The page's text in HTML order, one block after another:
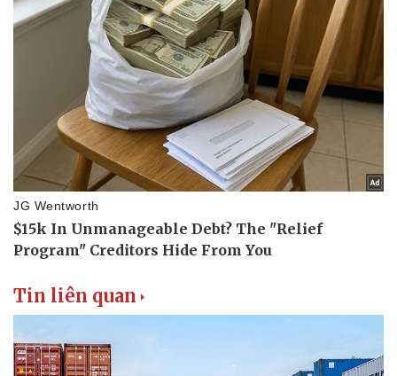
Tin liên quan